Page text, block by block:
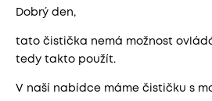
Dobrý den,
tato čistička nemá možnost
tedy takto použít.
V naší nabídce máme čističku s